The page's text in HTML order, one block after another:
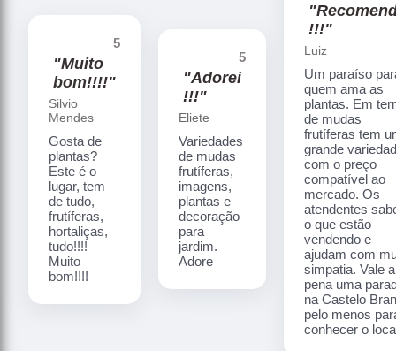
5
"Muito
bom!!!!"
Silvio
Mendes
Gosta de
plantas?
Este é o
lugar, tem
de tudo,
frutíferas,
hortaliças,
tudo!!!!
Muito
bom!!!!
5
"Adorei
!!!"
Eliete
Variedades
de mudas
frutíferas,
imagens,
plantas e
decoração
para
jardim.
Adore
!!!"
Luiz
Um paraíso
quem ama as
plantas. Em
de mudas
frutíferas tem
grande
com o preço
compatível ao
mercado. Os
atendentes
o que estão
vendendo e
ajudam com
simpatia. Vale a
pena uma
na Castelo
pelo menos
conhecer o